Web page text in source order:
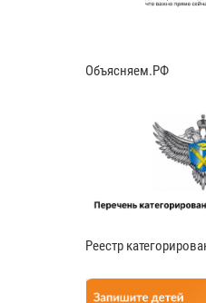
Объясняем.РФ
Реестр